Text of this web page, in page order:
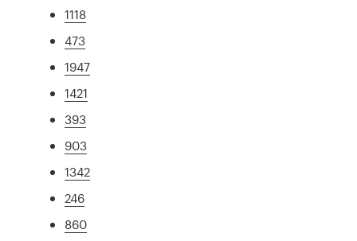
1118
473
1947
1421
393
903
1342
246
860